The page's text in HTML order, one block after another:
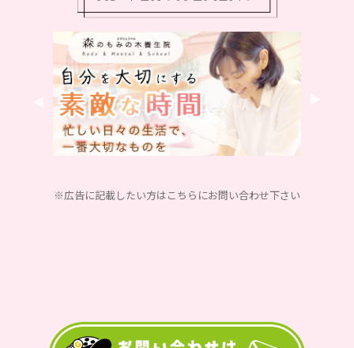
※広告に記載したい方はこちらにお問い合わせ下さい